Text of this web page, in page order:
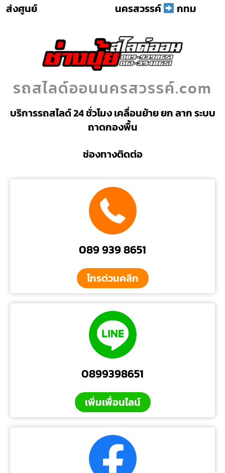
ส่งศูนย์ นครสวรรค์ กทม
รถสไลด์ออนนครสวรรค์.com
บริการรถสไลด์ 24 ชั่วโมง เคลื่อนย้าย ยก ลาก ระบบ
ถาดกองพื้น
ช่องทางติดต่อ
089 939 8651
โทรด่วนคลิก
0899398651
เพิ่มเพื่อนไลน์